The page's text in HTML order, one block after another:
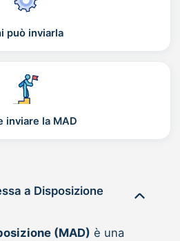
può inviarla
inviare la MAD
(MAD) è una